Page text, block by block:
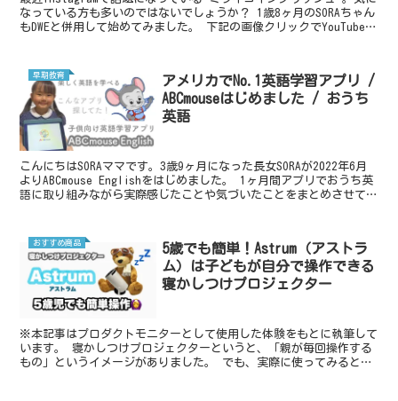
なっている方も多いのではないでしょうか？ 1歳8ヶ月のSORAちゃん
もDWEと併用して始めてみました。 下記の画像クリックでYouTubeチ
早期教育
アメリカでNo.1英語学習アプリ /
ABCmouseはじめました / おうち
英語
こんにちはSORAママです。3歳9ヶ月になった長女SORAが2022年6月
よりABCmouse Englishをはじめました。 1ヶ月間アプリでおうち英
語に取り組みながら実際感じたことや気づいたことをまとめさせてい
おすすめ商品
5歳でも簡単！Astrum（アストラ
ム）は子どもが自分で操作できる
寝かしつけプロジェクター
※本記事はプロダクトモニターとして使用した体験をもとに執筆して
います。 寝かしつけプロジェクターというと、「親が毎回操作する
もの」というイメージがありました。 でも、実際に使ってみると、